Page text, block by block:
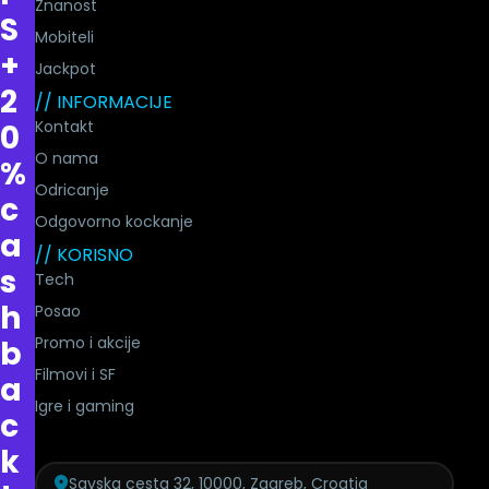
S
+
2
0
%
c
a
s
h
b
a
c
k
Znanost
Mobiteli
Jackpot
// INFORMACIJE
Kontakt
O nama
Odricanje
Odgovorno kockanje
// KORISNO
Tech
Posao
Promo i akcije
Filmovi i SF
Igre i gaming
Savska cesta 32, 10000, Zagreb, Croatia